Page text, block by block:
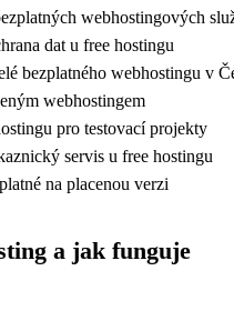
webhostingových
dat u free hostingu
bezplatného webhostingu v
webhostingem
pro testovací projekty
servis u free hostingu
na placenou verzi
a jak funguje